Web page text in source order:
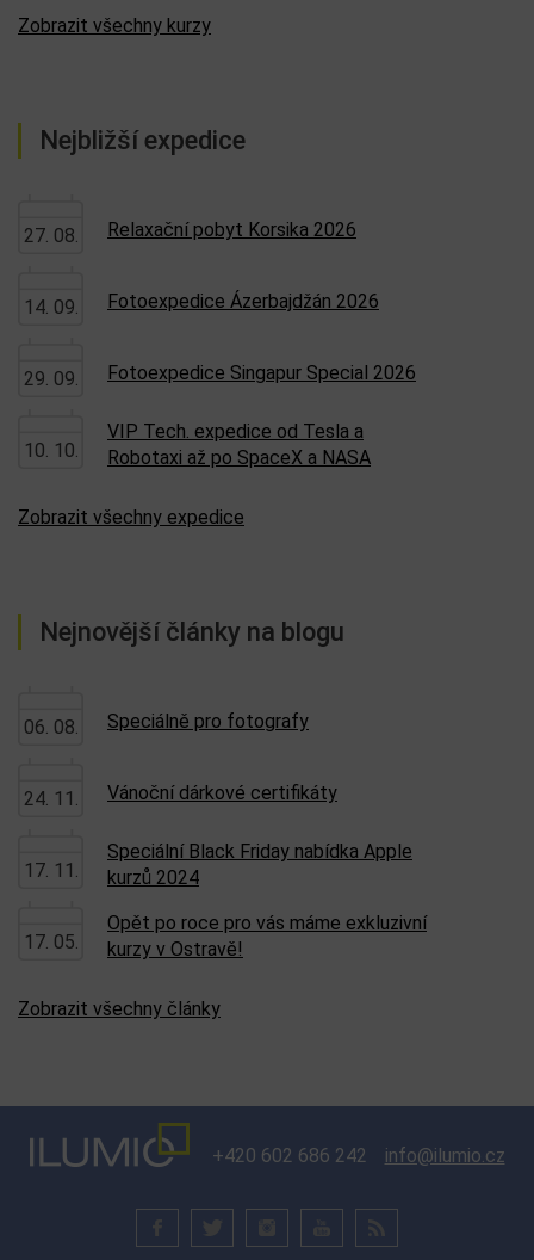
Zobrazit všechny kurzy
Nejbližší expedice
27. 08. Relaxační pobyt Korsika 2026
14. 09. Fotoexpedice Ázerbajdžán 2026
29. 09. Fotoexpedice Singapur Special 2026
10. 10.
VIP Tech. expedice od Tesla a
Robotaxi až po SpaceX a NASA
Zobrazit všechny expedice
Nejnovější články na blogu
06. 08. Speciálně pro fotografy
24. 11. Vánoční dárkové certifikáty
17. 11.
Speciální Black Friday nabídka Apple
kurzů 2024
17. 05.
Opět po roce pro vás máme exkluzivní
kurzy v Ostravě!
Zobrazit všechny články
+420 602 686 242 info@ilumio.cz